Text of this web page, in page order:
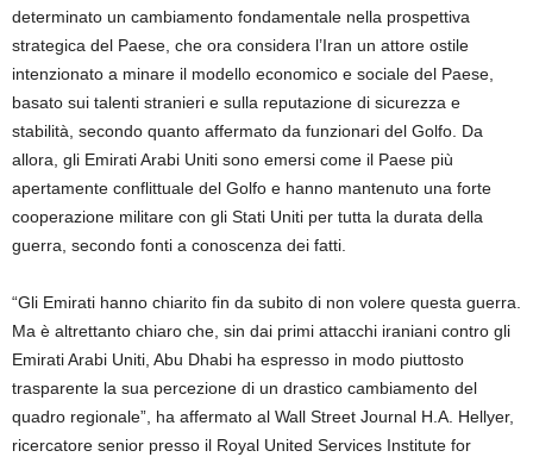
determinato un cambiamento fondamentale nella prospettiva
strategica del Paese, che ora considera l’Iran un attore ostile
intenzionato a minare il modello economico e sociale del Paese,
basato sui talenti stranieri e sulla reputazione di sicurezza e
stabilità, secondo quanto affermato da funzionari del Golfo. Da
allora, gli Emirati Arabi Uniti sono emersi come il Paese più
apertamente conflittuale del Golfo e hanno mantenuto una forte
cooperazione militare con gli Stati Uniti per tutta la durata della
guerra, secondo fonti a conoscenza dei fatti.
“Gli Emirati hanno chiarito fin da subito di non volere questa guerra.
Ma è altrettanto chiaro che, sin dai primi attacchi iraniani contro gli
Emirati Arabi Uniti, Abu Dhabi ha espresso in modo piuttosto
trasparente la sua percezione di un drastico cambiamento del
quadro regionale”, ha affermato al Wall Street Journal H.A. Hellyer,
ricercatore senior presso il Royal United Services Institute for